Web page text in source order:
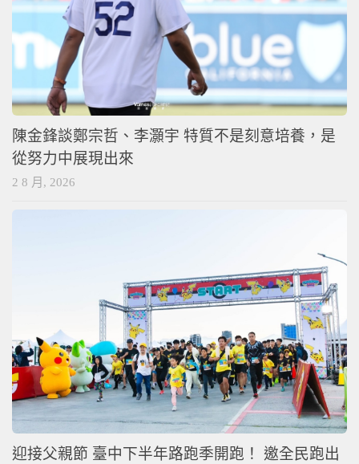
陳金鋒談鄭宗哲、李灝宇 特質不是刻意培養，是
從努力中展現出來
2 8 月, 2026
迎接父親節 臺中下半年路跑季開跑！ 邀全民跑出